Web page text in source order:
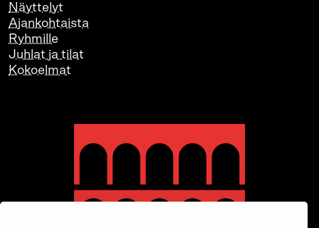
Näyttelyt
Ajankohtaista
Ryhmille
Juhlat ja tilat
Kokoelmat